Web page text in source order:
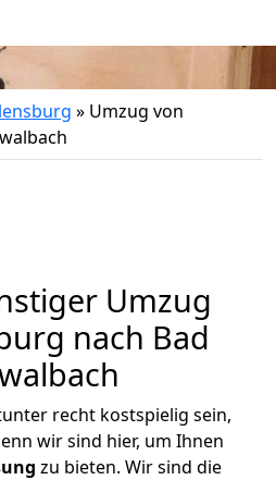
» Umzug von
Umzug
nach Bad
recht kostspielig sein,
wir sind hier, um Ihnen
zu bieten. Wir sind die